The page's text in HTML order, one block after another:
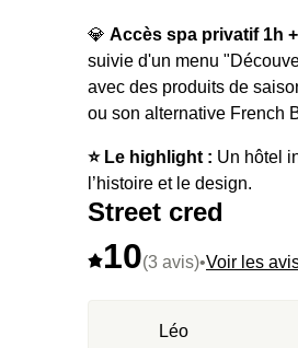
💎 Accès spa privatif 1h
suivie d'un menu
avec des produits de
ou son alternative French
⭐️ Le highlight : Un hôtel
l’histoire et le design.
Street cred
10(3 avis)•Voir les
Léo